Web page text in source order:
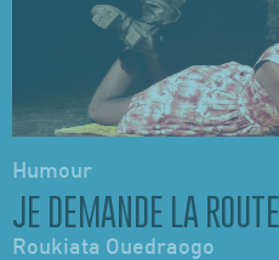
Humour
JE DEMANDE LA ROUTE
Roukiata Ouedraogo